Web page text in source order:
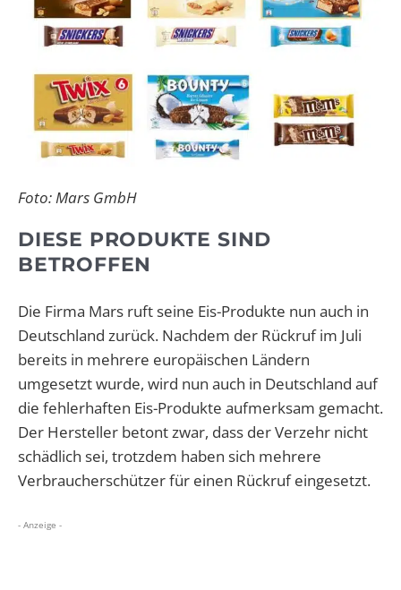
Foto: Mars GmbH
DIESE PRODUKTE SIND
BETROFFEN
Die Firma Mars ruft seine Eis-Produkte nun auch in
Deutschland zurück. Nachdem der Rückruf im Juli
bereits in mehrere europäischen Ländern
umgesetzt wurde, wird nun auch in Deutschland auf
die fehlerhaften Eis-Produkte aufmerksam gemacht.
Der Hersteller betont zwar, dass der Verzehr nicht
schädlich sei, trotzdem haben sich mehrere
Verbraucherschützer für einen Rückruf eingesetzt.
- Anzeige -